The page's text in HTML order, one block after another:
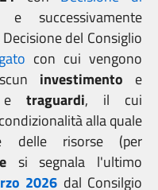
successivamente
del Consiglio
con cui vengono
investimento e
e traguardi, il cui
alla quale
delle risorse (per
si segnala l'ultimo
2026 dal Consilgio